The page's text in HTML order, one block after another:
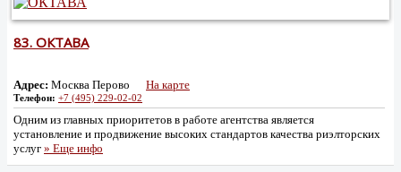
83. ОКТАВА
Адрес: Москва Перово На карте
Телефон: +7 (495) 229-02-02
Одним из главных приоритетов в работе агентства является
установление и продвижение высоких стандартов качества риэлторских
услуг » Еще инфо